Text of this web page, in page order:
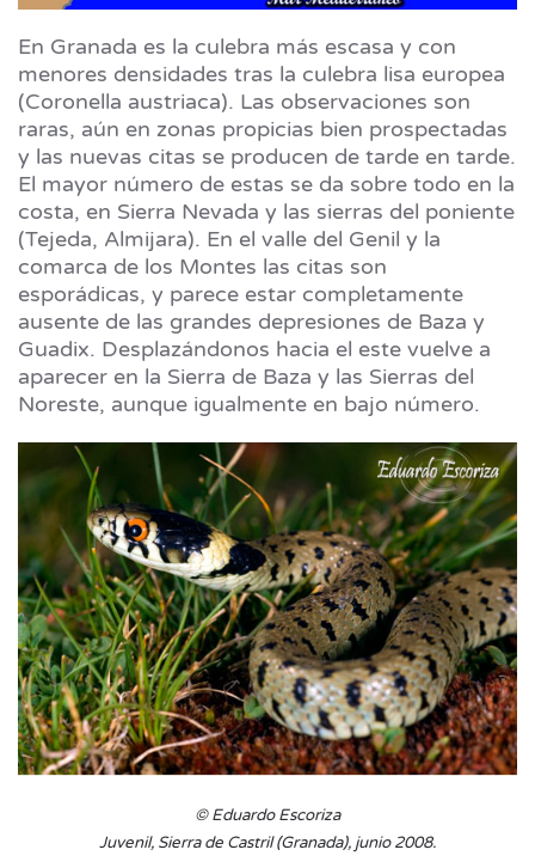
En Granada es la culebra más escasa y con
menores densidades tras la culebra lisa europea
(Coronella austriaca). Las observaciones son
raras, aún en zonas propicias bien prospectadas
y las nuevas citas se producen de tarde en tarde.
El mayor número de estas se da sobre todo en la
costa, en Sierra Nevada y las sierras del poniente
(Tejeda, Almijara). En el valle del Genil y la
comarca de los Montes las citas son
esporádicas, y parece estar completamente
ausente de las grandes depresiones de Baza y
Guadix. Desplazándonos hacia el este vuelve a
aparecer en la Sierra de Baza y las Sierras del
Noreste, aunque igualmente en bajo número.
© Eduardo Escoriza
Juvenil, Sierra de Castril (Granada), junio 2008.